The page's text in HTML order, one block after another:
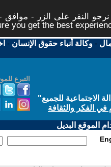
النقر على الزر - موافق
you get the best
-وكالة أنباء حقوق الإنسان -
التبرع
الاجتماعية للجميع"
في الفكر والثقافة
الموقع البديل